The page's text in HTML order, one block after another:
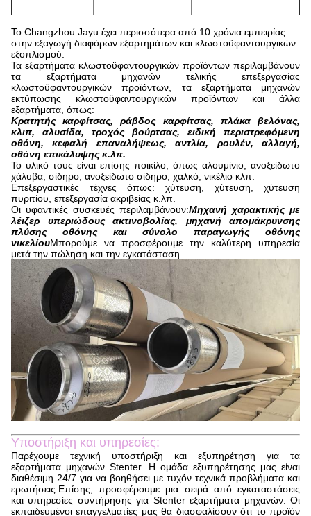
Το Changzhou Jayu έχει περισσότερα από 10 χρόνια εμπειρίας
στην εξαγωγή διαφόρων εξαρτημάτων και κλωστοϋφαντουργικών
εξοπλισμού.
Τα εξαρτήματα κλωστοϋφαντουργικών προϊόντων περιλαμβάνουν
τα εξαρτήματα μηχανών τελικής επεξεργασίας
κλωστοϋφαντουργικών προϊόντων, τα εξαρτήματα μηχανών
εκτύπωσης κλωστοϋφαντουργικών προϊόντων και άλλα
εξαρτήματα, όπως:
Κρατητής καρφίτσας, ράβδος καρφίτσας, πλάκα βελόνας,
κλιπ, αλυσίδα, τροχός βούρτσας, ειδική περιστρεφόμενη
οθόνη, κεφαλή επαναλήψεως, αντλία, ρουλέν, αλλαγή,
οθόνη επικάλυψης κ.λπ.
Το υλικό τους είναι επίσης ποικίλο, όπως αλουμίνιο, ανοξείδωτο
χάλυβα, σίδηρο, ανοξείδωτο σίδηρο, χαλκό, νικέλιο κλπ.
Επεξεργαστικές τέχνες όπως: χύτευση, χύτευση, χύτευση
πυριτίου, επεξεργασία ακριβείας κ.λπ.
Οι υφαντικές συσκευές περιλαμβάνουν:Μηχανή χαρακτικής με
λέιζερ υπεριώδους ακτινοβολίας, μηχανή απομάκρυνσης
πλύσης οθόνης και σύνολο παραγωγής οθόνης
νικελίουΜπορούμε να προσφέρουμε την καλύτερη υπηρεσία
μετά την πώληση και την εγκατάσταση.
Υποστήριξη και υπηρεσίες:
Παρέχουμε τεχνική υποστήριξη και εξυπηρέτηση για τα
εξαρτήματα μηχανών Stenter. Η ομάδα εξυπηρέτησης μας είναι
διαθέσιμη 24/7 για να βοηθήσει με τυχόν τεχνικά προβλήματα και
ερωτήσεις.Επίσης, προσφέρουμε μια σειρά από εγκαταστάσεις
και υπηρεσίες συντήρησης για Stenter εξαρτήματα μηχανών. Οι
εκπαιδευμένοι επαγγελματίες μας θα διασφαλίσουν ότι το προϊόν